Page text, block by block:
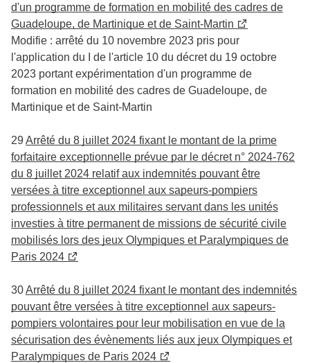
d'un programme de formation en mobilité des cadres de
Guadeloupe, de Martinique et de Saint-Martin
Modifie : arrêté du 10 novembre 2023 pris pour
l'application du I de l'article 10 du décret du 19 octobre
2023 portant expérimentation d'un programme de
formation en mobilité des cadres de Guadeloupe, de
Martinique et de Saint-Martin
29Arrêté du 8 juillet 2024 fixant le montant de la prime
forfaitaire exceptionnelle prévue par le décret n° 2024-762
du 8 juillet 2024 relatif aux indemnités pouvant être
versées à titre exceptionnel aux sapeurs-pompiers
professionnels et aux militaires servant dans les unités
investies à titre permanent de missions de sécurité civile
mobilisés lors des jeux Olympiques et Paralympiques de
Paris 2024
30Arrêté du 8 juillet 2024 fixant le montant des indemnités
pouvant être versées à titre exceptionnel aux sapeurs-
pompiers volontaires pour leur mobilisation en vue de la
sécurisation des évènements liés aux jeux Olympiques et
Paralympiques de Paris 2024